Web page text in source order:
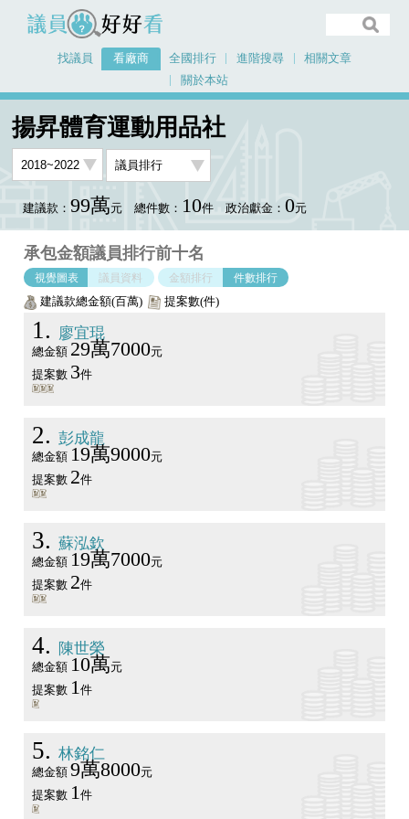
議員好好看
找議員 看廠商 全國排行 進階搜尋
相關文章
關於本站
揚昇體育運動用品社
揚昇體育運動用品社
建議款： 99萬元 總件數： 10件 政治獻金： 0元
承包金額議員排行前十名
視覺圖表 議員資料 金額排行 件數排行
建議款總金額(百萬) 提案數(件)
1 廖宜琨
總金額 29萬7000元
提案數 3件
2 彭成龍
總金額 19萬9000元
提案數 2件
3 蘇泓欽
總金額 19萬7000元
提案數 2件
4 陳世榮
總金額 10萬元
提案數 1件
5 林銘仁
總金額 9萬8000元
提案數 1 件